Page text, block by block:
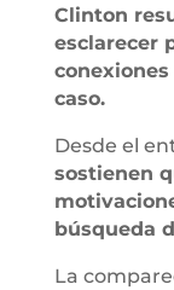
Clinton
esclarecer
caso.
Desde el
sostienen
búsqueda
La